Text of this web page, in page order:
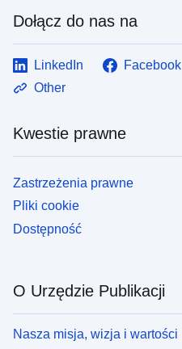
Dołącz do nas na
LinkedIn Facebook
Other
Kwestie prawne
Zastrzeżenia prawne
Pliki cookie
Dostępność
O Urzędzie Publikacji
Nasza misja, wizja i wartości